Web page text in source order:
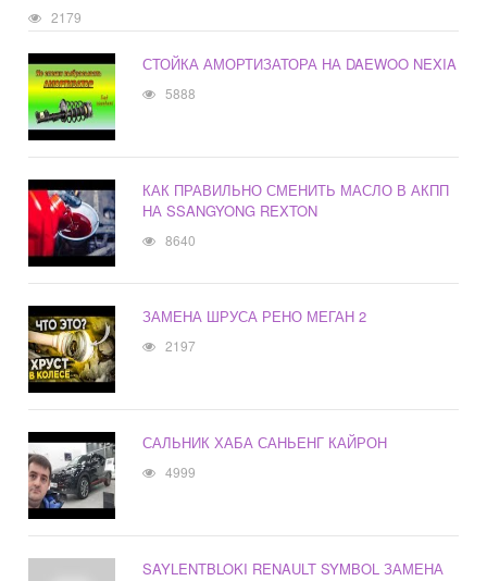
2179
СТОЙКА АМОРТИЗАТОРА НА DAEWOO NEXIA
5888
КАК ПРАВИЛЬНО СМЕНИТЬ МАСЛО В АКПП
НА SSANGYONG REXTON
8640
ЗАМЕНА ШРУСА РЕНО МЕГАН 2
2197
САЛЬНИК ХАБА САНЬЕНГ КАЙРОН
4999
SAYLENTBLOKI RENAULT SYMBOL ЗАМЕНА